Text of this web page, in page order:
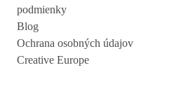
podmienky
Blog
Ochrana osobných údajov
Creative Europe